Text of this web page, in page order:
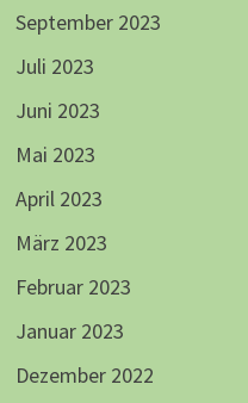
September 2023
Juli 2023
Juni 2023
Mai 2023
April 2023
März 2023
Februar 2023
Januar 2023
Dezember 2022